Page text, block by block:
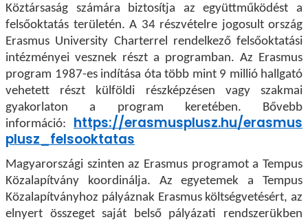
Köztársaság számára biztosítja az együttműködést a
felsőoktatás területén. A 34 részvételre jogosult ország
Erasmus University Charterrel rendelkező felsőoktatási
intézményei vesznek részt a programban. Az Erasmus
program 1987-es indítása óta több mint 9 millió hallgató
vehetett részt külföldi részképzésen vagy szakmai
gyakorlaton a program keretében. Bővebb
információ: https://erasmusplusz.hu/erasmus
plusz_felsooktatas
Magyarországi szinten az Erasmus programot a Tempus
Közalapítvány koordinálja. Az egyetemek a Tempus
Közalapítványhoz pályáznak Erasmus költségvetésért, az
elnyert összeget saját belső pályázati rendszerükben